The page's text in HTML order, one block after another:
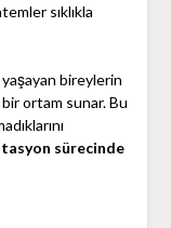
sıklıkla
bireylerin
ortam sunar. Bu
sürecinde